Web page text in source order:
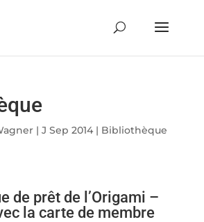
| J Sep 2014| Bibliothèque
de prêt de l’Origami –
la carte de membre